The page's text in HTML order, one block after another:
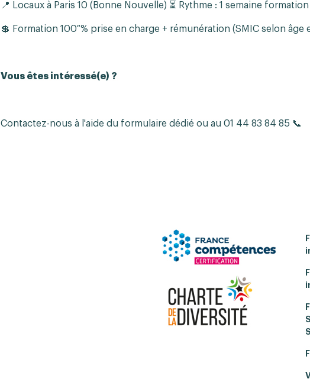
📍 Locaux à Paris 10 (Bonne Nouvelle) ⏳ Rythme : 1 semaine
💲 Formation 100 % prise en charge + rémunération (SMIC selon âge
Vous êtes intéressé(e) ?
Contactez-nous à l'aide du formulaire dédié ou au 01 44 83 84 85 📞